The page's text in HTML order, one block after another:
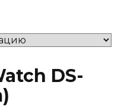
DS-